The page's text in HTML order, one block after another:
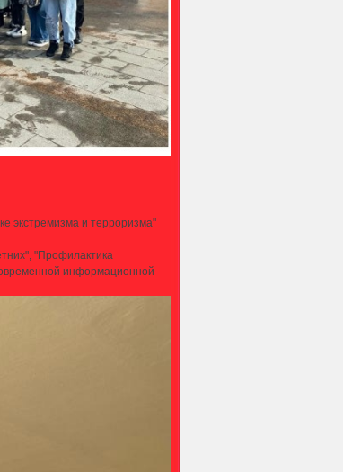
экстремизма и терроризма"
"Профилактика
информационной